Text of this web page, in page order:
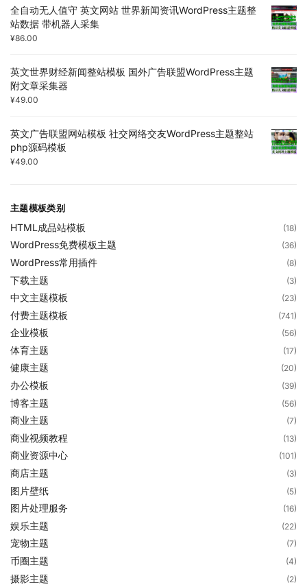
全自动无人值守 英文网站 世界新闻资讯WordPress主题整
站数据 带机器人采集
¥86.00
英文世界财经新闻整站模板 国外广告联盟WordPress主题
附文章采集器
¥49.00
英文广告联盟网站模板 社交网络交友WordPress主题整站
php源码模板
¥49.00
主题模板类别
HTML成品站模板 (18)
WordPress免费模板主题 (36)
WordPress常用插件 (8)
下载主题 (3)
中文主题模板 (23)
付费主题模板 (741)
企业模板 (56)
体育主题 (17)
健康主题 (20)
办公模板 (39)
博客主题 (56)
商业主题 (7)
商业视频教程 (13)
商业资源中心 (101)
商店主题 (3)
图片壁纸 (5)
图片处理服务 (16)
娱乐主题 (22)
宠物主题 (7)
币圈主题 (4)
摄影主题 (2)